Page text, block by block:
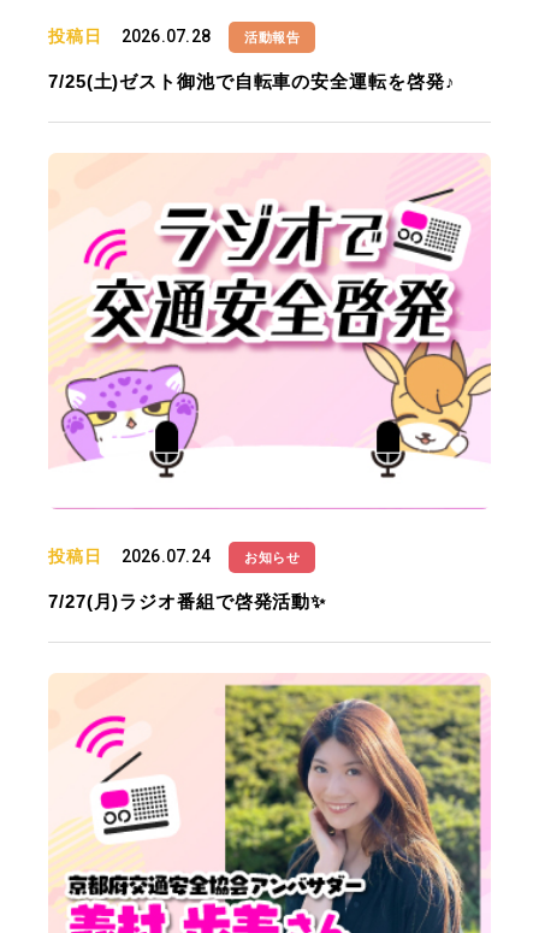
投稿日 2026.07.28 活動報告
7/25(土)ゼスト御池で自転車の安全運転を啓発♪
投稿日 2026.07.24 お知らせ
7/27(月)ラジオ番組で啓発活動✨